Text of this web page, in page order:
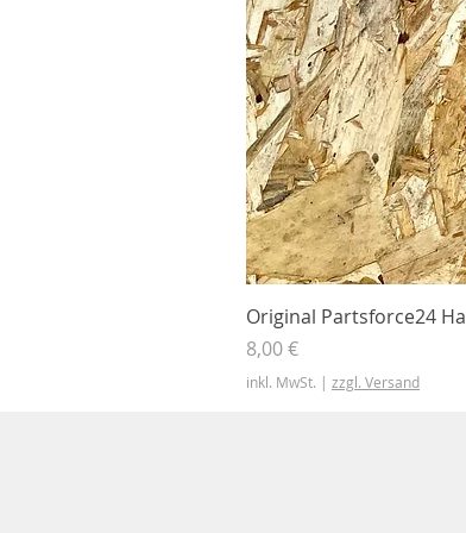
Original Partsforce24
Preis
8,00 €
inkl. MwSt. | zzgl. Versand